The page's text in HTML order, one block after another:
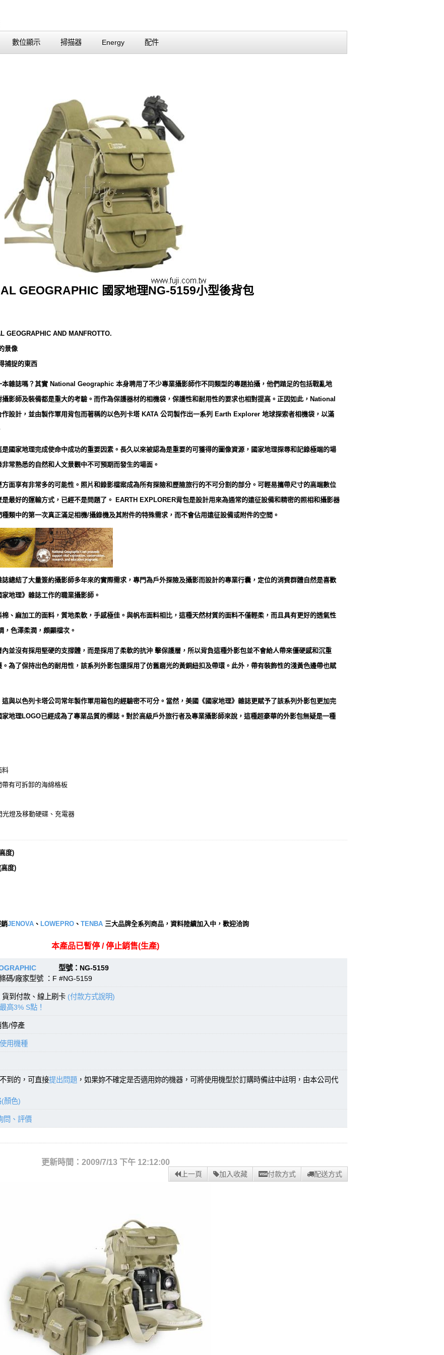
數位顯示 掃描器 Energy 配件
GEOGRAPHIC 國家地理NG-5159小型後背包
GEOGRAPHIC AND MANFROTTO.
景像
捕捉的東西
雜誌嗎？其實 National Geographic 本身聘用了不少專業攝影師作不同類型的專題拍攝，他們踏足的包括戰亂地
影師及裝備都是重大的考驗。而作為保護器材的相機袋，保護性和耐用性的要求也相對提高。正因如此，National
設計，並由製作軍用背包而著稱的以色列卡塔 KATA 公司製作出一系列 Earth Explorer 地球探索者相機袋，以滿
國家地理完成使命中成功的重要因素。長久以來被認為是重要的可獲得的圖像資源，國家地理探尋和記錄極端的場
常熟悉的自然和人文景觀中不可預期而發生的場面。
面享有非常多的可能性。照片和錄影檔案成為所有探險和歷險旅行的不可分割的部分。可輕易攜帶尺寸的高端數位
最好的運輸方式，已經不是問題了。 EARTH EXPLORER背包是設計用來為通常的遠征設備和精密的照相和攝影器
類中的第一次真正滿足相機/攝錄機及其附件的特殊需求，而不會佔用遠征設備或附件的空間。
總結了大量簽約攝影師多年來的實際需求，專門為戶外探險及攝影而設計的專業行囊，定位的消費群體自然是喜歡
地理》雜誌工作的職業攝影師。
、麻加工的面料，質地柔軟，手感極佳。與帆布面料相比，這種天然材質的面料不僅輕柔，而且具有更好的透氣性
色澤柔潤，頗顯檔次。
並沒有採用堅硬的支撐體，而是採用了柔軟的抗沖 擊保護層，所以背負這種外影包並不會給人帶來僵硬感和沉重
為了保持出色的耐用性，該系列外影包還採用了仿舊磨光的黃銅紐扣及帶環。此外，帶有裝飾性的淺黃色邊帶也賦
與以色列卡塔公司常年製作軍用箱包的經驗密不可分。當然，美國《國家地理》雜誌更賦予了該系列外影包更加完
地理LOGO已經成為了專業品質的標誌。對於高級戶外旅行者及專業攝影師來說，這種超豪華的外影包無疑是一種
料
帶有可拆卸的海綿格板
燈及移動硬碟、充電器
度)
度)
JENOVA 、 LOWEPRO 、 TENBA 三大品牌全系列商品，資料陸續加入中，歡迎洽詢
本產品已暫停 / 停止銷售(生產)
型號：NG-5159
/廠家型號 ：F #NG-5159
到付款、線上刷卡 (付款方式說明)
高3% S點！
/停產
用機種
到的，可直接提出問題 ，如果妳不確定是否適用妳的機器，可將使用機型於訂購時備註中註明，由本公司代
(顏色)
問、評價
更新時間：2009/7/13 下午 12:12:00
上一頁 加入收藏 付款方式 配送方式